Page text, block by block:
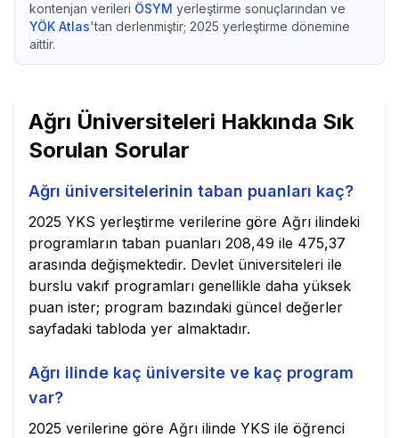
kontenjan verileri ÖSYM yerleştirme sonuçlarından ve
YÖK Atlas'tan derlenmiştir; 2025 yerleştirme dönemine
aittir.
Ağrı Üniversiteleri Hakkında Sık
Sorulan Sorular
Ağrı üniversitelerinin taban puanları kaç?
2025 YKS yerleştirme verilerine göre Ağrı ilindeki
programların taban puanları 208,49 ile 475,37
arasında değişmektedir. Devlet üniversiteleri ile
burslu vakıf programları genellikle daha yüksek
puan ister; program bazındaki güncel değerler
sayfadaki tabloda yer almaktadır.
Ağrı ilinde kaç üniversite ve kaç program
var?
2025 verilerine göre Ağrı ilinde YKS ile öğrenci